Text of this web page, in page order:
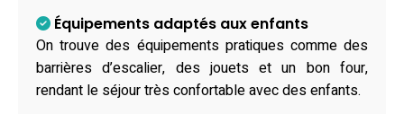
Équipements adaptés aux enfants
On trouve des équipements pratiques comme des
barrières d’escalier, des jouets et un bon four,
rendant le séjour très confortable avec des enfants.